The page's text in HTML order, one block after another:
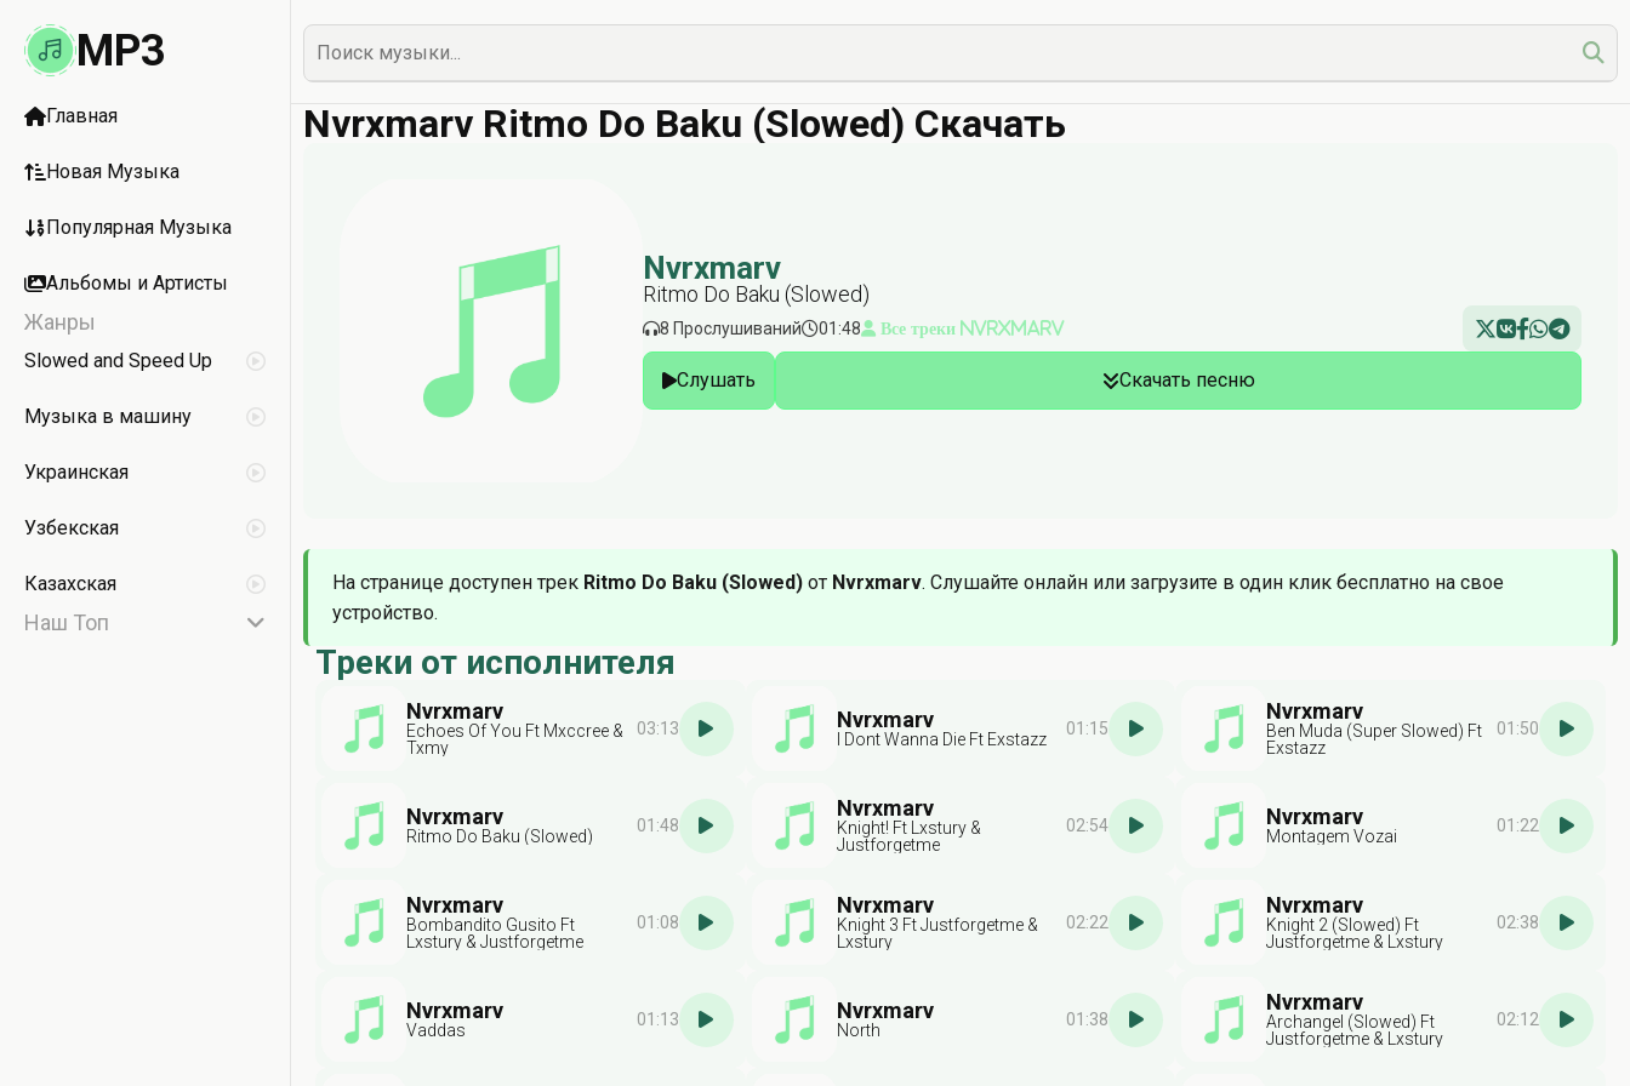
MP3
Главная
Новая Музыка
Популярная Музыка
Альбомы и Артисты
Жанры
Slowed and Speed Up
Музыка в машину
Украинская
Узбекская
Казахская
Наш Топ
Nvrxmarv Ritmo Do Baku (Slowed) Скачать
Nvrxmarv
Ritmo Do Baku (Slowed)
8 Прослушиваний 01:48 Все треки Nvrxmarv
Слушать Скачать песню
На странице доступен трек Ritmo Do Baku (Slowed) от Nvrxmarv. Слушайте онлайн или загрузите в один клик бесплатно на свое
устройство.
Треки от исполнителя
Nvrxmarv
Echoes Of You Ft Mxccree &
Txmy
03:13 Nvrxmarv
I Dont Wanna Die Ft Exstazz
01:15
Nvrxmarv
Ben Muda (Super Slowed) Ft
Exstazz
01:50
Nvrxmarv
Ritmo Do Baku (Slowed)
01:48
Nvrxmarv
Knight! Ft Lxstury &
Justforgetme
02:54 Nvrxmarv
Montagem Vozai
01:22
Nvrxmarv
Bombandito Gusito Ft
Lxstury & Justforgetme
01:08
Nvrxmarv
Knight 3 Ft Justforgetme &
Lxstury
02:22
Nvrxmarv
Knight 2 (Slowed) Ft
Justforgetme & Lxstury
02:38
Nvrxmarv
Vaddas
01:13 Nvrxmarv
North
01:38
Nvrxmarv
Archangel (Slowed) Ft
Justforgetme & Lxstury
02:12